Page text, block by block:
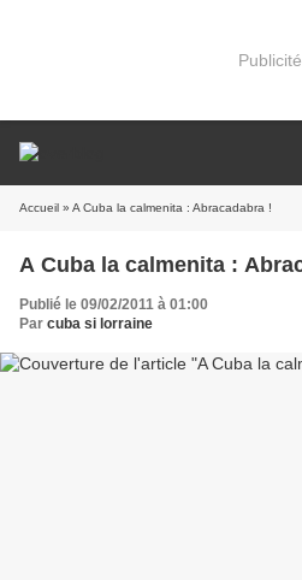
Publicité
Accueil » A Cuba la calmenita : Abracadabra !
A Cuba la calmenita :
Publié le 09/02/2011 à 01:00
Par cuba si lorraine